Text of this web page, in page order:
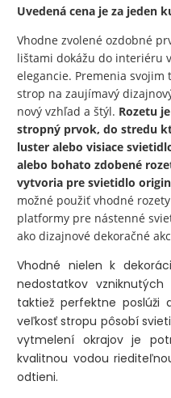
Uvedená cena je za jeden
Vhodne zvolenéozdobné
lištami dokážu do interiéru
elegancie. Premenia
strop na zaujímavý
nový vzhľad a štýl. Rozetu
stropný prvok, do stredu
luster alebo visiace
alebo bohato zdobené
vytvoria pre svietidlo
možné použiť vhodné
platformy pre nástenné
ako dizajnové dekoračné
Vhodné nielen k
nedostatkov
taktiež perfektne
veľkosť stropu pôsobí
vytmelení okrajov je
kvalitnou vodou
odtieni.